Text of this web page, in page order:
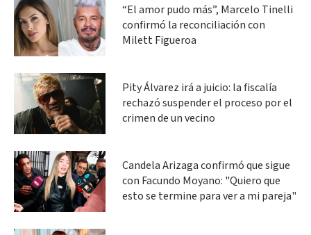
“El amor pudo más”, Marcelo Tinelli
confirmó la reconciliación con
Milett Figueroa
Pity Álvarez irá a juicio: la fiscalía
rechazó suspender el proceso por el
crimen de un vecino
Candela Arizaga confirmó que sigue
con Facundo Moyano: "Quiero que
esto se termine para ver a mi pareja"